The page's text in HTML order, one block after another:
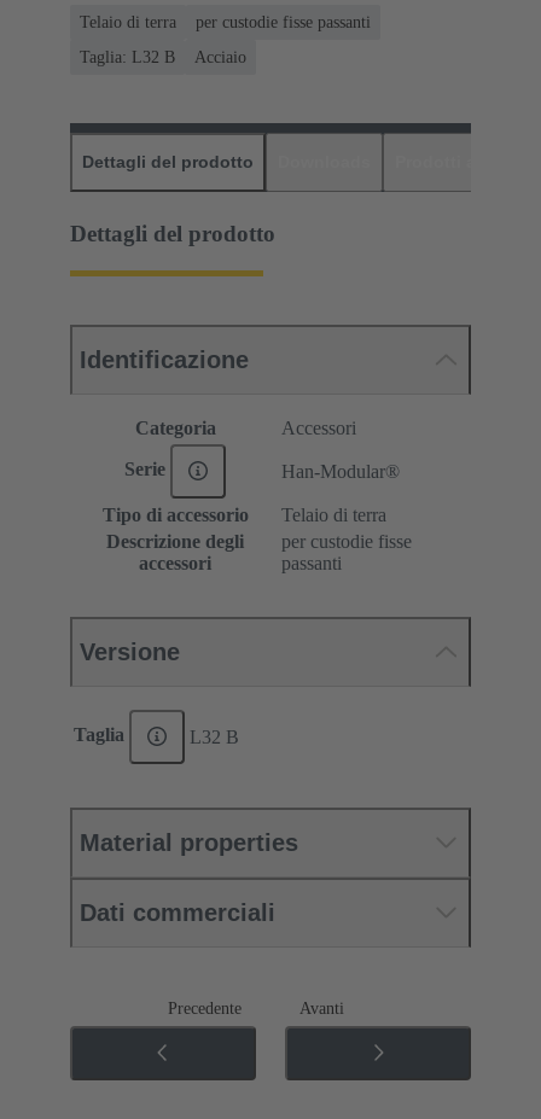
Telaio di terra
per custodie fisse passanti
Taglia: L32 B
Acciaio
Dettagli del prodotto
Dettagli del prodotto
Identificazione
Categoria Accessori
Serie Han-Modular®
Tipo di accessorio
Telaio di terra
Descrizione degli
accessori
per custodie fisse
passanti
Versione
Taglia L32 B
Material properties
Dati commerciali
Precedente Avanti